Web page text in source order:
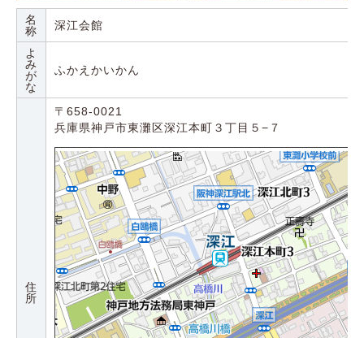
名
称
深江会館
よ
み
が
な
ふかえかいかん
住
所
〒658-0021
兵庫県神戸市東灘区深江本町３丁目５−７